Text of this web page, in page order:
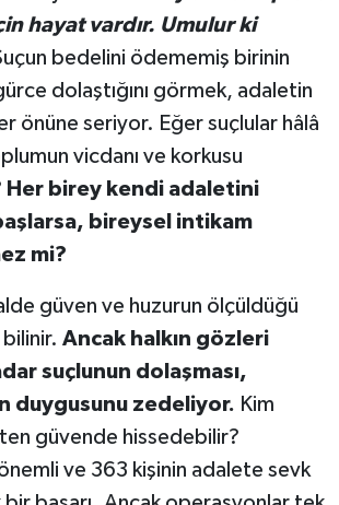
hayat vardır. Umulur ki
bedelini ödememiş birinin
dolaştığını görmek, adaletin
önüne seriyor. Eğer suçlular hâlâ
vicdanı ve korkusu
Her birey kendi adaletini
bireysel intikam
mi?
güven ve huzurun ölçüldüğü
Ancak halkın gözleri
suçlunun dolaşması,
duygusunu zedeliyor. Kim
güvende hissedebilir?
ve 363 kişinin adalete sevk